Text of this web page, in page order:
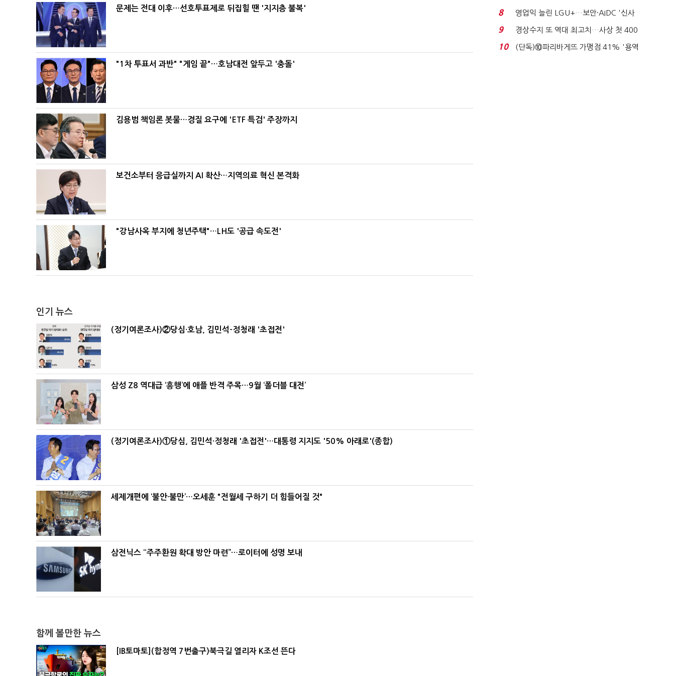
문제는 전대 이후…선호투표제로 뒤집힐 땐 '지지층 불복'
"1차 투표서 과반" "게임 끝"…호남대전 앞두고 '충돌'
김용범 책임론 봇물…경질 요구에 'ETF 특검' 주장까지
보건소부터 응급실까지 AI 확산…지역의료 혁신 본격화
"강남사옥 부지에 청년주택"…LH도 '공급 속도전'
인기 뉴스
(정기여론조사)②당심·호남, 김민석-정청래 '초접전'
삼성 Z8 역대급 ‘흥행’에 애플 반격 주목…9월 ‘폴더블 대전’
(정기여론조사)①당심, 김민석·정청래 '초접전'…대통령 지지도 '50% 아래로'(종합)
세제개편에 ‘불안·불만’…오세훈 "전월세 구하기 더 힘들어질 것"
삼전닉스 “주주환원 확대 방안 마련”…로이터에 성명 보내
함께 볼만한 뉴스
[IB토마토](합정역 7번출구)북극길 열리자 K조선 뜬다
이스피싱 공시 ...
8
영업익 늘린 LGU+…보안·AIDC '신사
업 드라이브'...
9
경상수지 또 역대 최고치…사상 첫 400
억달러에 '3% 성...
10
(단독)⑩파리바게뜨 가맹점 41% '용역